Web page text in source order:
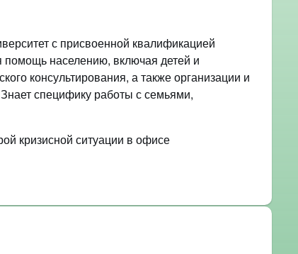
с присвоенной квалификацией
помощь населению, включая детей и
консультирования, а также организации и
специфику работы с семьями,
кризисной ситуации в офисе